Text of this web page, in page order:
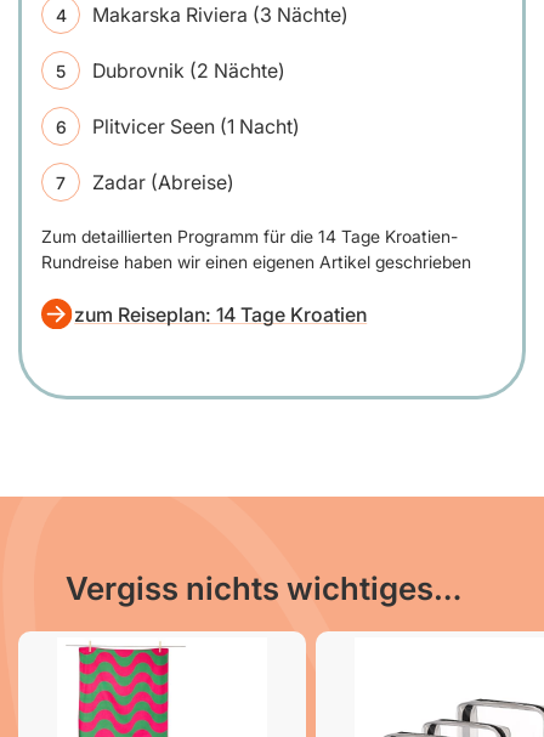
Makarska Riviera (3 Nächte)
Dubrovnik (2 Nächte)
Plitvicer Seen (1 Nacht)
Zadar (Abreise)
Zum detaillierten Programm für die 14 Tage Kroatien-
Rundreise haben wir einen eigenen Artikel geschrieben
zum Reiseplan: 14 Tage Kroatien
Vergiss nichts wichtiges…